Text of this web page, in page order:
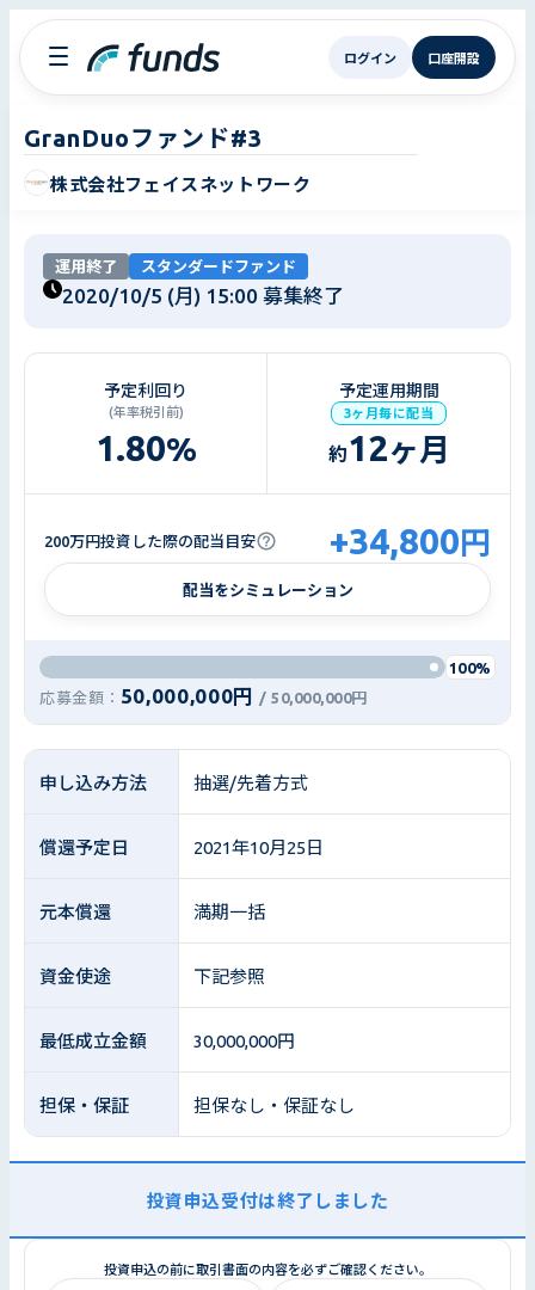
ログイン 口座開設
GranDuoファンド#3
株式会社フェイスネットワーク
運用終了 スタンダードファンド
2020/10/5 (月) 15:00 募集終了
予定利回り
(年率税引前)
1.80%
予定運用期間
3ヶ月毎に配当
約12ヶ月
200万円投資した際の配当目安 +34,800 円
配当をシミュレーション
100%
応募金額： 50,000,000円 /50,000,000円
申し込み方法 抽選/先着方式
償還予定日 2021年10月25日
元本償還 満期一括
資金使途 下記参照
最低成立金額 30,000,000円
担保・保証 担保なし・保証なし
投資申込受付は終了しました
投資申込の前に取引書面の内容を必ずご確認ください。